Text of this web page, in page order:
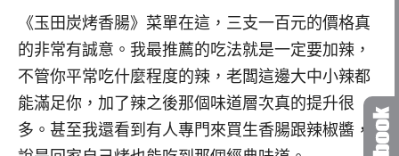
《玉田炭烤香腸》菜單在這，三支一百元的價格真
的非常有誠意。我最推薦的吃法就是一定要加辣，
不管你平常吃什麼程度的辣，老闆這邊大中小辣都
能滿足你，加了辣之後那個味道層次真的提升很
多。甚至我還看到有人專門來買生香腸跟辣椒醬，